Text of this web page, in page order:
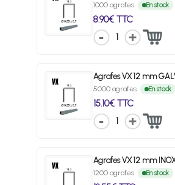
1000 agrafes En stock
8.90€ TTC
1
Agrafes VX 12 mm
5000 agrafes En stock
15.10€ TTC
1
Agrafes VX 12 mm
1200 agrafes En stock